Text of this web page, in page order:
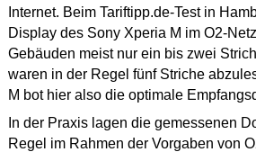
Internet. Beim Tariftipp.de-Test in
Display des Sony Xperia M im O2-
Gebäuden meist nur ein bis zwei
waren in der Regel fünf Striche
M bot hier also die optimale
In der Praxis lagen die gemessenen
Regel im Rahmen der Vorgaben von